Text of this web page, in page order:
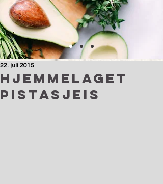
Hjemmelaget
pistasjeis
22. juli 2015